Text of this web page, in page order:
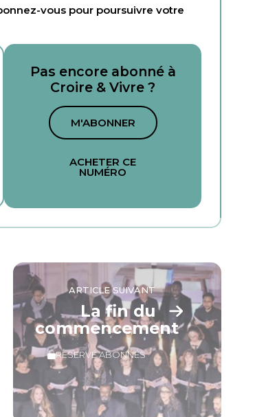
vous pour poursuivre votre
Pas encore abonné à
Croire & Vivre ?
M'ABONNER
ACHETER CE
NUMÉRO
ARTICLE SUIVANT
La fin du
commencement
RÉSERVÉ ABONNÉS